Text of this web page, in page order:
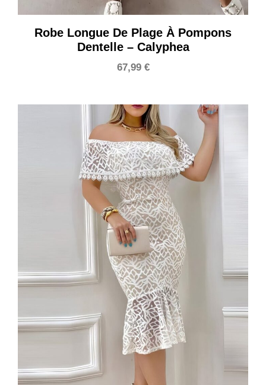
Robe Longue De Plage À Pompons
Dentelle – Calyphea
67,99 €